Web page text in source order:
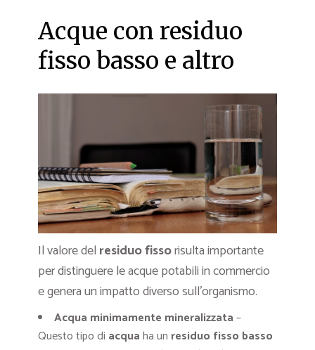
Acque con residuo
fisso basso e altro
Il valore del residuo fissorisulta importante
per distinguere le acque potabili in commercio
e genera un impatto diverso sull’organismo.
Acqua minimamente mineralizzata–
Questo tipo di acquaha un residuo fisso basso